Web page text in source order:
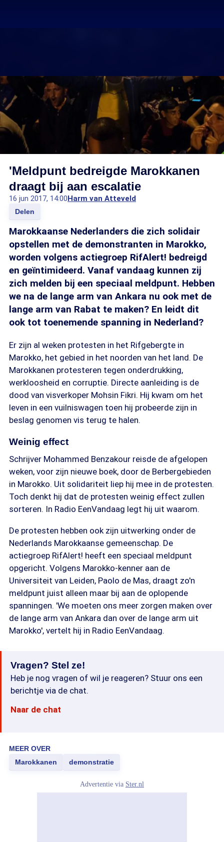
'Meldpunt bedreigde Marokkanen
draagt bij aan escalatie
16 jun 2017, 14:00Harm van Atteveld
Delen
Marokkaanse Nederlanders die zich solidair
opstellen met de demonstranten in Marokko,
worden volgens actiegroep RifAlert! bedreigd
en geïntimideerd. Vanaf vandaag kunnen zij
zich melden bij een speciaal meldpunt. Hebben
we na de lange arm van Ankara nu ook met de
lange arm van Rabat te maken? En leidt dit
ook tot toenemende spanning in Nederland?
Er zijn al weken protesten in het Rifgebergte in
Marokko, het gebied in het noorden van het land. De
Marokkanen protesteren tegen onderdrukking,
werkloosheid en corruptie. Directe aanleiding is de
dood van visverkoper Mohsin Fikri. Hij kwam om het
leven in een vuilniswagen toen hij probeerde zijn in
beslag genomen vis terug te halen.
Weinig effect
Schrijver Mohammed Benzakour reisde de afgelopen
weken, voor zijn nieuwe boek, door de Berbergebieden
in Marokko. Uit solidariteit liep hij mee in de protesten.
Toch denkt hij dat de protesten weinig effect zullen
sorteren. In Radio EenVandaag legt hij uit waarom.
De protesten hebben ook zijn uitwerking onder de
Nederlands Marokkaanse gemeenschap. De
actiegroep RifAlert! heeft een speciaal meldpunt
opgericht. Volgens Marokko-kenner aan de
Universiteit van Leiden, Paolo de Mas, draagt zo'n
meldpunt juist alleen maar bij aan de oplopende
spanningen. 'We moeten ons meer zorgen maken over
de lange arm van Ankara dan over de lange arm uit
Marokko', vertelt hij in Radio EenVandaag.
Vragen? Stel ze!
Heb je nog vragen of wil je reageren? Stuur ons een
berichtje via de chat.
Naar de chat
MEER OVER
Marokkanen
demonstratie
Advertentie via Ster.nl